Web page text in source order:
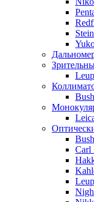
Carl